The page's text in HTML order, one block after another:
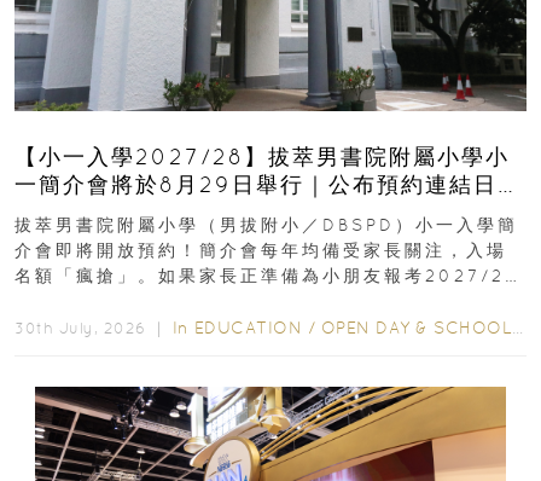
【小一入學2027/28】拔萃男書院附屬小學小
一簡介會將於8月29日舉行｜公布預約連結日期
｜更設有網上重溫
拔萃男書院附屬小學（男拔附小／DBSPD）小一入學簡
介會即將開放預約！簡介會每年均備受家長關注，入場
名額「瘋搶」。如果家長正準備為小朋友報考2027/28
30th July, 2026 ｜ In EDUCATION / OPEN DAY & SCHOOL EVENTS